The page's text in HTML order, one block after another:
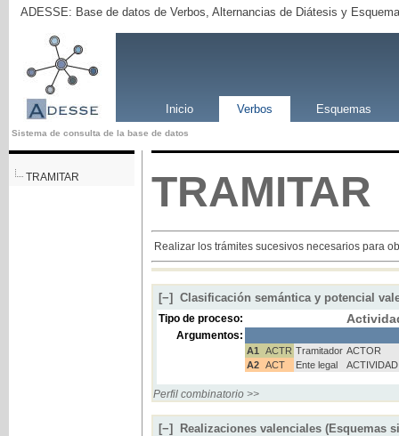
ADESSE: Base de datos de Verbos, Alternancias de Diátesis y
Inicio Verbos Esquemas
Sistema de consulta de la base de datos
TRAMITAR TRAMITAR
Realizar los trámites sucesivos necesarios para
[−] Clasificación semántica y potencial
Tipo de proceso:
Argumentos:
A1 ACTR Tramitador ACTOR
A2 ACT Ente legal ACTIVIDAD
Perfil combinatorio >>
[−] Realizaciones valenciales (Esquemas